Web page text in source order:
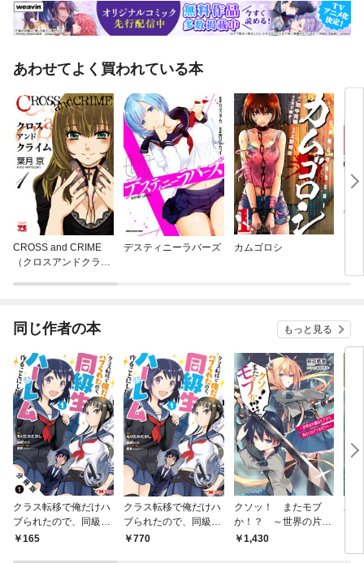
あわせてよく買われている本
CROSS and CRIME
（クロスアンドクライ
デスティニーラバーズ カムゴロシ
同じ作者の本 もっと見る
クラス転移で俺だけハ
ブられたので、同級生
ハーレム作ることにし
165
クラス転移で俺だけハ
ブられたので、同級生
ハーレム作ることにし
770
クソッ！ またモブ
か！？ ～世界の片隅
のモブから負けヒロイ
1,430
二
度